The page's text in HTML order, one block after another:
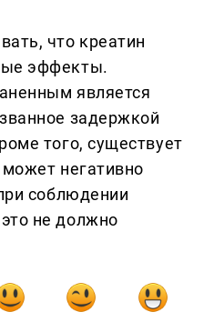
что креатин
эффекты.
является
задержкой
того, существует
негативно
соблюдении
не должно